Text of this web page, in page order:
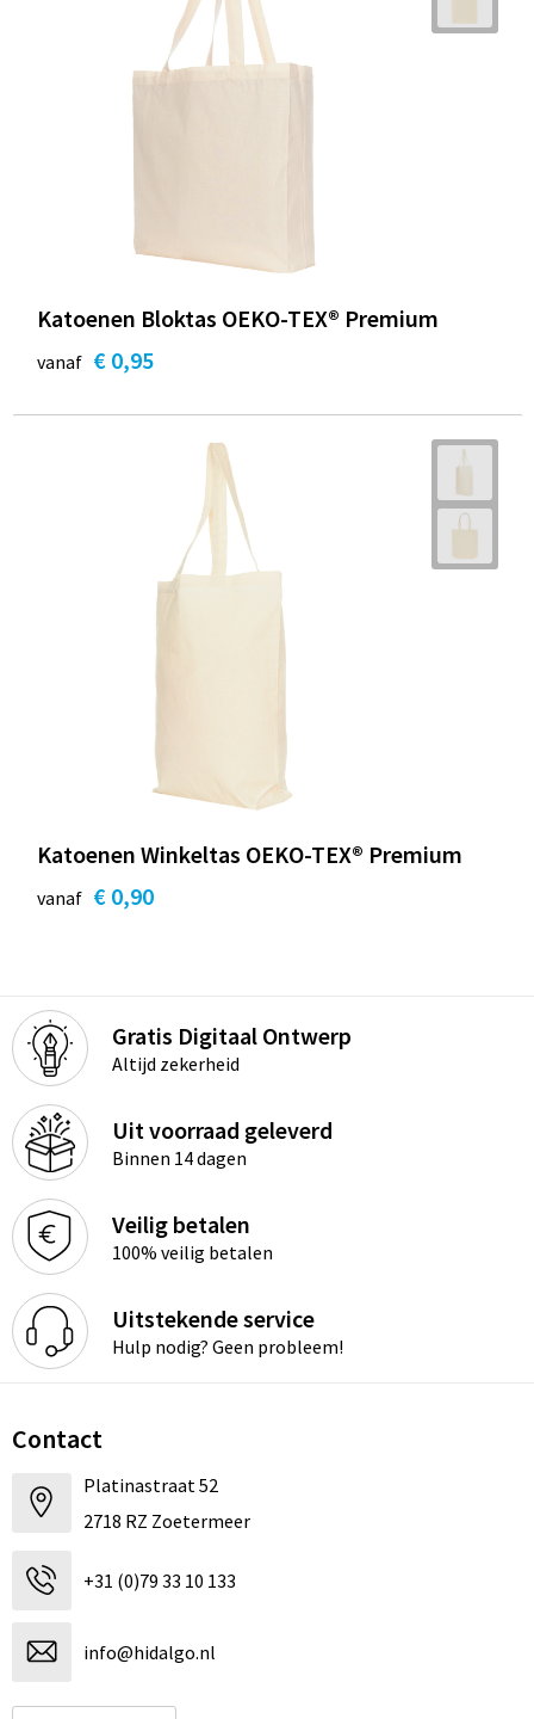
Katoenen Bloktas OEKO-TEX® Premium
vanaf € 0,95
Katoenen Winkeltas OEKO-TEX® Premium
vanaf € 0,90
Gratis Digitaal Ontwerp
Altijd zekerheid
Uit voorraad geleverd
Binnen 14 dagen
Veilig betalen
100% veilig betalen
Uitstekende service
Hulp nodig? Geen probleem!
Contact
Platinastraat 52
2718 RZ Zoetermeer
+31 (0)79 33 10 133
info@hidalgo.nl